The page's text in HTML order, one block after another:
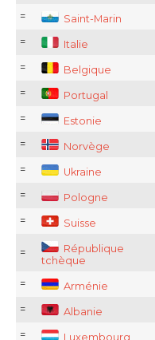
= Saint-Marin
= Italie
= Belgique
= Portugal
= Estonie
= Norvège
= Ukraine
= Pologne
= Suisse
=
République
tchèque
= Arménie
= Albanie
= Luxembourg